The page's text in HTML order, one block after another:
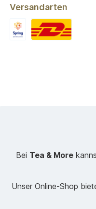
Versandarten
Bei Tea & More
Unser Online-Shop